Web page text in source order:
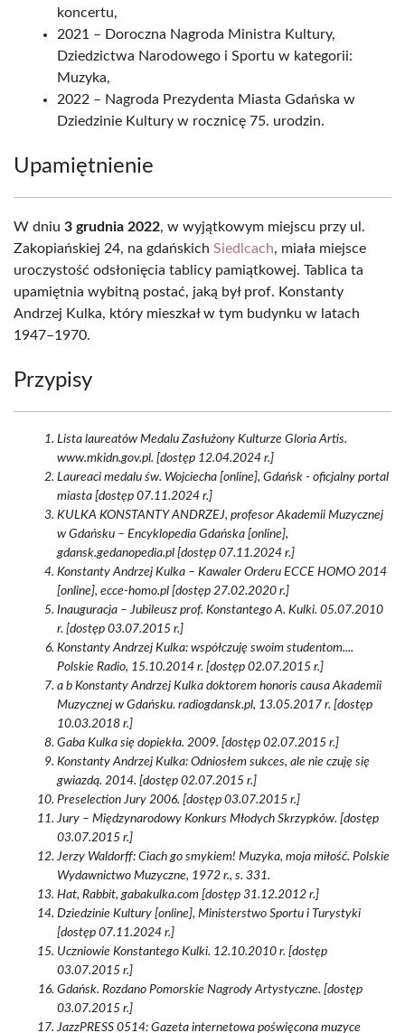
koncertu,
2021 – Doroczna Nagroda Ministra Kultury,
Dziedzictwa Narodowego i Sportu w kategorii:
Muzyka,
2022 – Nagroda Prezydenta Miasta Gdańska w
Dziedzinie Kultury w rocznicę 75. urodzin.
Upamiętnienie
W dniu 3 grudnia 2022, w wyjątkowym miejscu przy ul.
Zakopiańskiej 24, na gdańskich Siedlcach, miała miejsce
uroczystość odsłonięcia tablicy pamiątkowej. Tablica ta
upamiętnia wybitną postać, jaką był prof. Konstanty
Andrzej Kulka, który mieszkał w tym budynku w latach
1947–1970.
Przypisy
Lista laureatów Medalu Zasłużony Kulturze Gloria Artis.
www.mkidn.gov.pl. [dostęp 12.04.2024 r.]
Laureaci medalu św. Wojciecha [online], Gdańsk - oficjalny portal
miasta [dostęp 07.11.2024 r.]
KULKA KONSTANTY ANDRZEJ, profesor Akademii Muzycznej
w Gdańsku – Encyklopedia Gdańska [online],
gdansk.gedanopedia.pl [dostęp 07.11.2024 r.]
Konstanty Andrzej Kulka – Kawaler Orderu ECCE HOMO 2014
[online], ecce-homo.pl [dostęp 27.02.2020 r.]
Inauguracja – Jubileusz prof. Konstantego A. Kulki. 05.07.2010
r. [dostęp 03.07.2015 r.]
Konstanty Andrzej Kulka: współczuję swoim studentom....
Polskie Radio, 15.10.2014 r. [dostęp 02.07.2015 r.]
a b Konstanty Andrzej Kulka doktorem honoris causa Akademii
Muzycznej w Gdańsku. radiogdansk.pl, 13.05.2017 r. [dostęp
10.03.2018 r.]
Gaba Kulka się dopiekła. 2009. [dostęp 02.07.2015 r.]
Konstanty Andrzej Kulka: Odniosłem sukces, ale nie czuję się
gwiazdą. 2014. [dostęp 02.07.2015 r.]
Preselection Jury 2006. [dostęp 03.07.2015 r.]
Jury – Międzynarodowy Konkurs Młodych Skrzypków. [dostęp
03.07.2015 r.]
Jerzy Waldorff: Ciach go smykiem! Muzyka, moja miłość. Polskie
Wydawnictwo Muzyczne, 1972 r., s. 331.
Hat, Rabbit, gabakulka.com [dostęp 31.12.2012 r.]
Dziedzinie Kultury [online], Ministerstwo Sportu i Turystyki
[dostęp 07.11.2024 r.]
Uczniowie Konstantego Kulki. 12.10.2010 r. [dostęp
03.07.2015 r.]
Gdańsk. Rozdano Pomorskie Nagrody Artystyczne. [dostęp
03.07.2015 r.]
JazzPRESS 0514: Gazeta internetowa poświęcona muzyce